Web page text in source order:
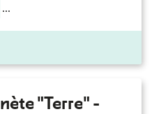
...
"Terre" -